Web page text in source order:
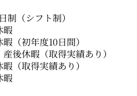
制（シフト制）
度10日間）
取得実績あり）
実績あり）